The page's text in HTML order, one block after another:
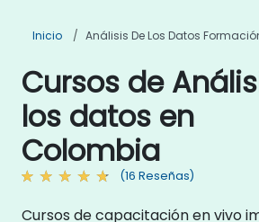
Inicio Análisis De Los Datos
Cursos de
los datos en
Colombia
(16 Reseñas)
Cursos de capacitación en vivo